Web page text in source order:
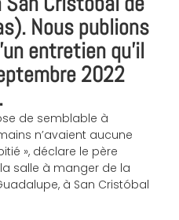
Nous publions
entretien qu’il
2022
de semblable à
n’avaient aucune
», déclare le père
salle à manger de la
à San Cristóbal